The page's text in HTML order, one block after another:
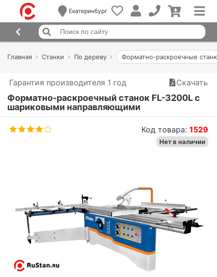
Екатеринбург
Главная Станки По дереву Форматно-раскроечные
Гарантия производителя 1 год Скачать
Форматно-раскроечный станок FL-3200L с
шариковыми направляющими
Код товара:1529
Нет в наличии